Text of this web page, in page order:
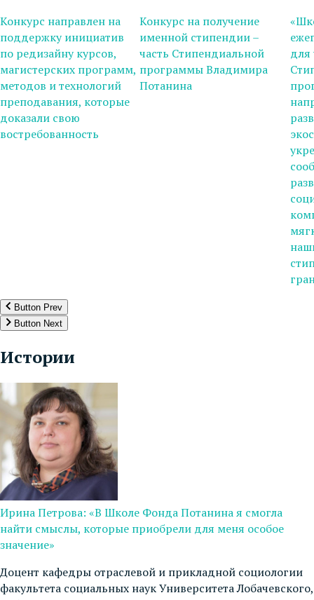
Конкурс направлен на
поддержку инициатив
по редизайну курсов,
магистерских программ,
методов и технологий
преподавания, которые
доказали свою
востребованность
Конкурс на получение
именной стипендии –
часть Cтипендиальной
программы Владимира
Потанина
для
Button Prev
Button Next
Истории
Ирина Петрова: «В Школе Фонда Потанина я смогла
найти смыслы, которые приобрели для меня особое
значение»
Доцент кафедры отраслевой и прикладной социологии
факультета социальных наук Университета Лобачевского,